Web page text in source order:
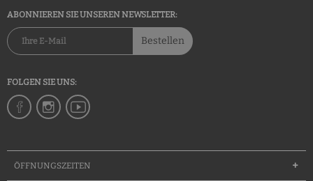
ABONNIEREN SIE UNSEREN NEWSLETTER:
Bestellen
FOLGEN SIE UNS:
ÖFFNUNGSZEITEN